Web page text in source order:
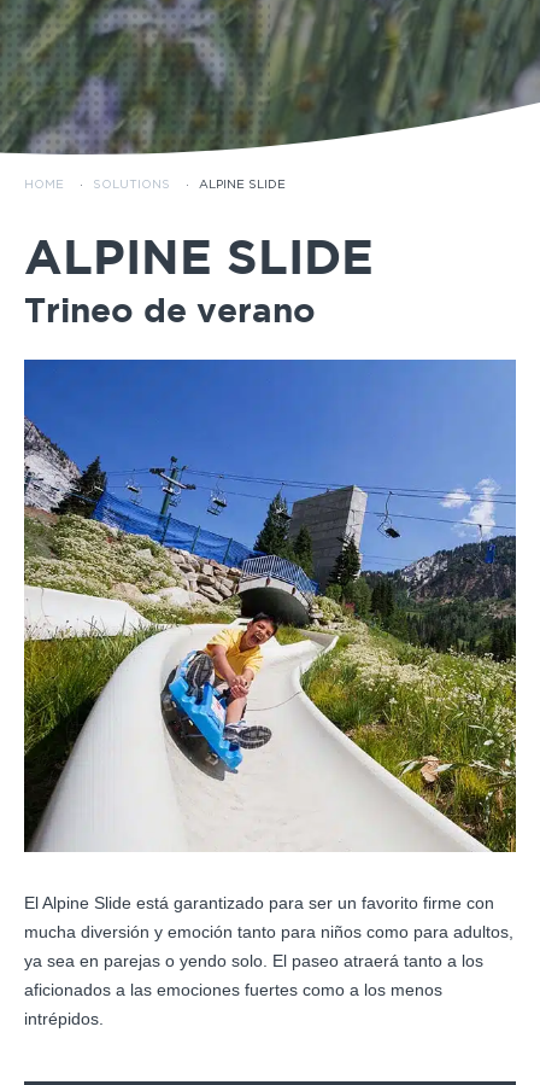
HOME · SOLUTIONS · ALPINE SLIDE
El Alpine Slide está garantizado para ser un favorito firme con
mucha diversión y emoción tanto para niños como para adultos,
ya sea en parejas o yendo solo. El paseo atraerá tanto a los
aficionados a las emociones fuertes como a los menos
intrépidos.
ALPINE SLIDE
Trineo de verano